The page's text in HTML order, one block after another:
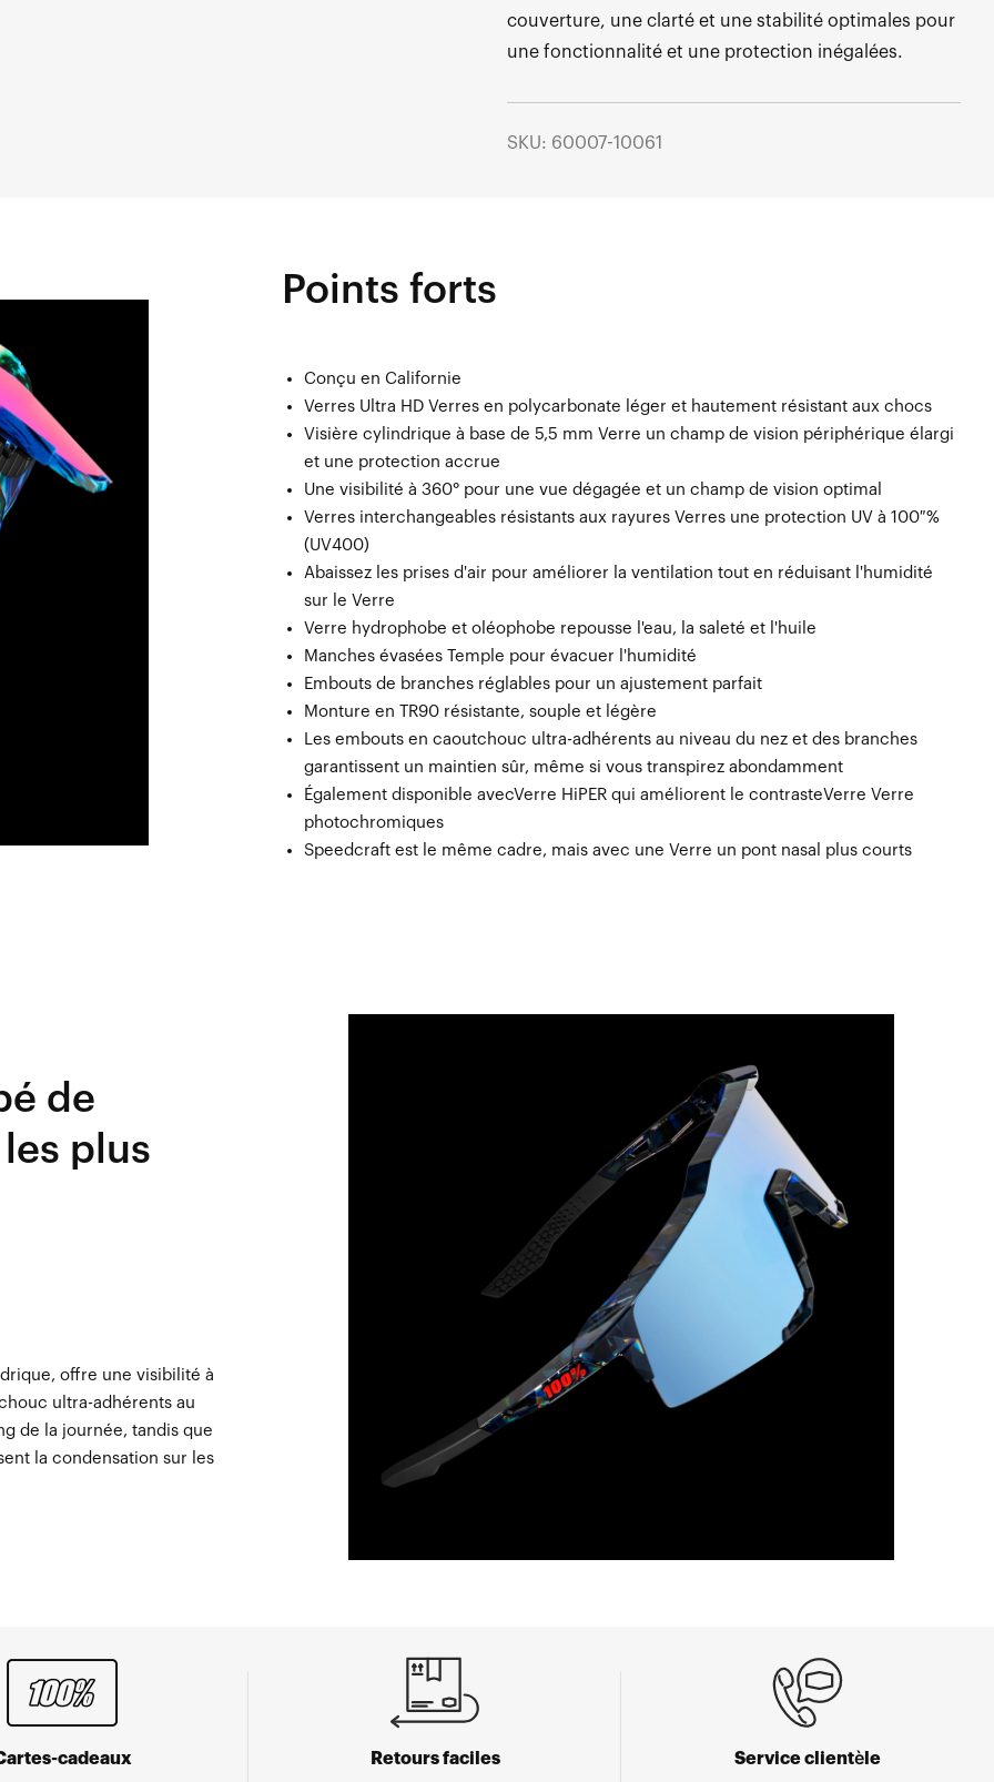
couverture, une clarté et une stabilité optimales pour
une fonctionnalité et une protection inégalées.
SKU: 60007-10061
Points forts
Conçu en Californie
Verres Ultra HD Verres en polycarbonate léger et hautement résistant aux chocs
Visière cylindrique à base de 5,5 mm Verre un champ de vision périphérique élargi
et une protection accrue
Une visibilité à 360° pour une vue dégagée et un champ de vision optimal
Verres interchangeables résistants aux rayures Verres une protection UV à 100 %
(UV400)
Abaissez les prises d'air pour améliorer la ventilation tout en réduisant l'humidité
sur le Verre
Verre hydrophobe et oléophobe repousse l'eau, la saleté et l'huile
Manches évasées Temple pour évacuer l'humidité
Embouts de branches réglables pour un ajustement parfait
Monture en TR90 résistante, souple et légère
Les embouts en caoutchouc ultra-adhérents au niveau du nez et des branches
garantissent un maintien sûr, même si vous transpirez abondamment
Également disponible avecVerre HiPER qui améliorent le contrasteVerre Verre
photochromiques
Speedcraft est le même cadre, mais avec une Verre un pont nasal plus courts
de
plus
offre une visibilité à
ultra-adhérents au
de la journée, tandis que
la condensation sur les
cadeaux Retours faciles Service clientèle